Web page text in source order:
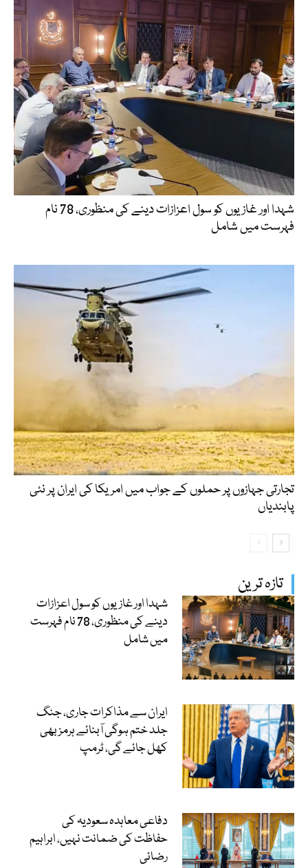
تازہ ترین
شہدا اور غازیوں کو سول اعزازات
دینے کی منظوری، 78 نام فہرست
میں شامل
ایران سے مذاکرات جاری، جنگ
جلد ختم ہوگی آبنائے ہرمز بھی
کھل جائے گی، ٹرمپ
دفاعی معاہدہ سعودیہ کی
حفاظت کی ضمانت نہیں، ابراہیم
رضائی
شہدا اور غازیوں کو سول اعزازات دینے کی منظوری، 78 نام
فہرست میں شامل
تجارتی جہازوں پر حملوں کے جواب میں امریکا کی ایران پر نئی
پابندیاں